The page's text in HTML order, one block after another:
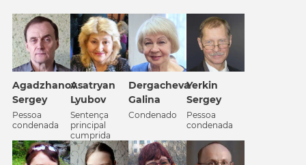
Agadzhanov
Sergey
Pessoa
condenada
Asatryan
Lyubov
Sentença
principal
cumprida
Dergacheva
Galina
Condenado
Yerkin
Sergey
Pessoa
condenada